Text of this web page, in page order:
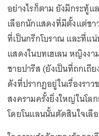
อย่างไรก็ตาม ยังมีกระทู้แ
เลือกนักแสดงที่มีตั้งแต่ชา
ที่เป็นกรีกโบราณ และที่แ
แสดงในบทเฮเลน หญิงง
ชายปารีส (ยังเป็นที่ถกเถี
ดังที่ปรากฏอยู่ในเรื่องรา
สงครามครั้งยิ่งใหญ่ในโล
โดยโนแลนนั้นตัดสินใจเ